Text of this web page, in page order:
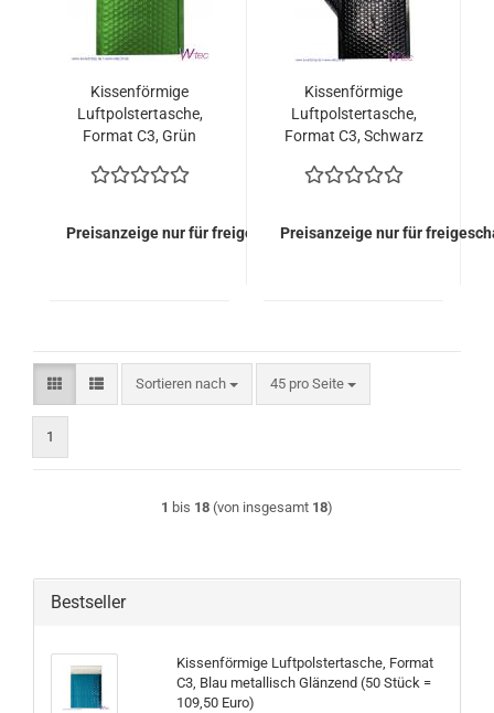
Kissenförmige
Luftpolstertasche,
Format C3, Grün
Stück = 109,50 Euro)
Preisanzeige nur für freigeschaltete Kunden
Kissenförmige
Luftpolstertasche,
Format C3, Schwarz
Stück = 109,50 Euro)
Preisanzeige nur für
Sortieren nach
Sortieren nach 45 pro Seite
pro Seite
1
1 bis 18 (von insgesamt 18)
Bestseller
Kissenförmige Luftpolstertasche, Format
C3, Blau metallisch Glänzend (50 Stück =
109,50 Euro)